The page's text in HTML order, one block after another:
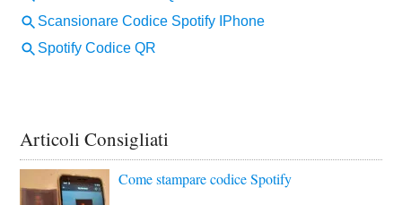
Articoli Consigliati
Come stampare codice Spotify